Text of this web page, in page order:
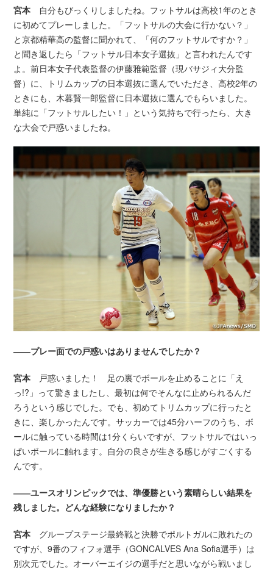
宮本 自分もびっくりしましたね。フットサルは高校1年のとき
に初めてプレーしました。「フットサルの大会に行かない？」
と京都精華高の監督に聞かれて、「何のフットサルですか？」
と聞き返したら「フットサル日本女子選抜」と言われたんです
よ。前日本女子代表監督の伊藤雅範監督（現バサジィ大分監
督）に、トリムカップの日本選抜に選んでいただき、高校2年の
ときにも、木暮賢一郎監督に日本選抜に選んでもらいました。
単純に「フットサルしたい！」という気持ちで行ったら、大き
な大会で戸惑いましたね。
――プレー面での戸惑いはありませんでしたか？
宮本 戸惑いました！ 足の裏でボールを止めることに「え
っ!?」って驚きましたし、最初は何でそんなに止められるんだ
ろうという感じでした。でも、初めてトリムカップに行ったと
きに、楽しかったんです。サッカーでは45分ハーフのうち、ボ
ールに触っている時間は1分くらいですが、フットサルではいっ
ぱいボールに触れます。自分の良さが生きる感じがすごくする
んです。
――ユースオリンピックでは、準優勝という素晴らしい結果を
残しました。どんな経験になりましたか？
宮本 グループステージ最終戦と決勝でポルトガルに敗れたの
ですが、9番のフィフォ選手（GONCALVES Ana Sofia選手）は
別次元でした。オーバーエイジの選手だと思いながら戦いまし